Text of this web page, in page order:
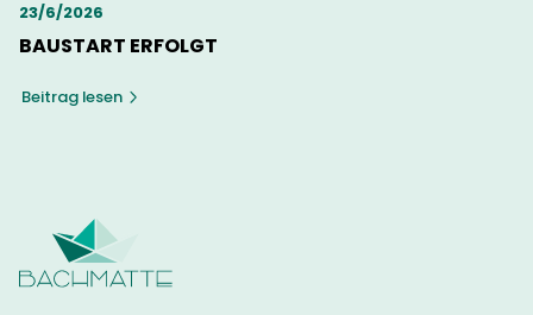
23/6/2026
BAUSTART ERFOLGT
Beitrag lesen